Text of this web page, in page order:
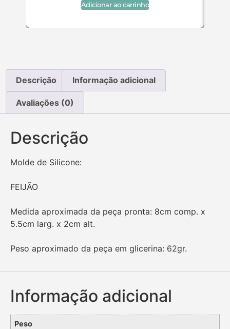
Adicionar ao carrinho
Descrição Informação adicional
Avaliações (0)
Descrição
Molde de Silicone:
FEIJÃO
Medida aproximada da peça pronta: 8cm comp. x
5.5cm larg. x 2cm alt.
Peso aproximado da peça em glicerina: 62gr.
Informação adicional
Peso